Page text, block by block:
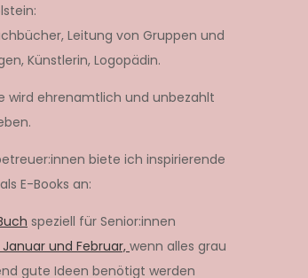
Leitung von Gruppen und
Künstlerin, Logopädin.
wird ehrenamtlich und unbezahlt
biete ich inspirierende
E-Books an:
speziell für Senior:innen
und Februar,wenn alles grau
gute Ideen benötigt werden